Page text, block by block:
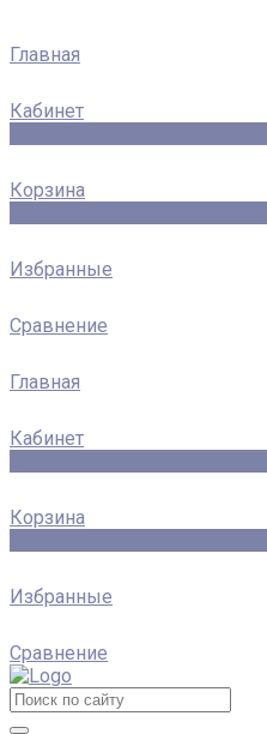
Главная
Кабинет
Корзина
Избранные
Сравнение
Главная
Кабинет
Корзина
Избранные
Сравнение